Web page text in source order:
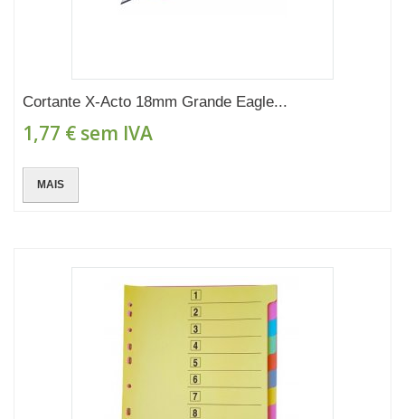
Cortante X-Acto 18mm Grande Eagle...
1,77 € sem IVA
MAIS